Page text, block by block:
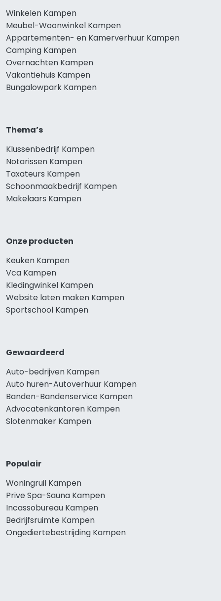
Winkelen Kampen
Meubel-Woonwinkel Kampen
Appartementen- en Kamerverhuur Kampen
Camping Kampen
Overnachten Kampen
Vakantiehuis Kampen
Bungalowpark Kampen
Thema’s
Klussenbedrijf Kampen
Notarissen Kampen
Taxateurs Kampen
Schoonmaakbedrijf Kampen
Makelaars Kampen
Onze producten
Keuken Kampen
Vca Kampen
Kledingwinkel Kampen
Website laten maken Kampen
Sportschool Kampen
Gewaardeerd
Auto-bedrijven Kampen
Auto huren-Autoverhuur Kampen
Banden-Bandenservice Kampen
Advocatenkantoren Kampen
Slotenmaker Kampen
Populair
Woningruil Kampen
Prive Spa-Sauna Kampen
Incassobureau Kampen
Bedrijfsruimte Kampen
Ongediertebestrijding Kampen